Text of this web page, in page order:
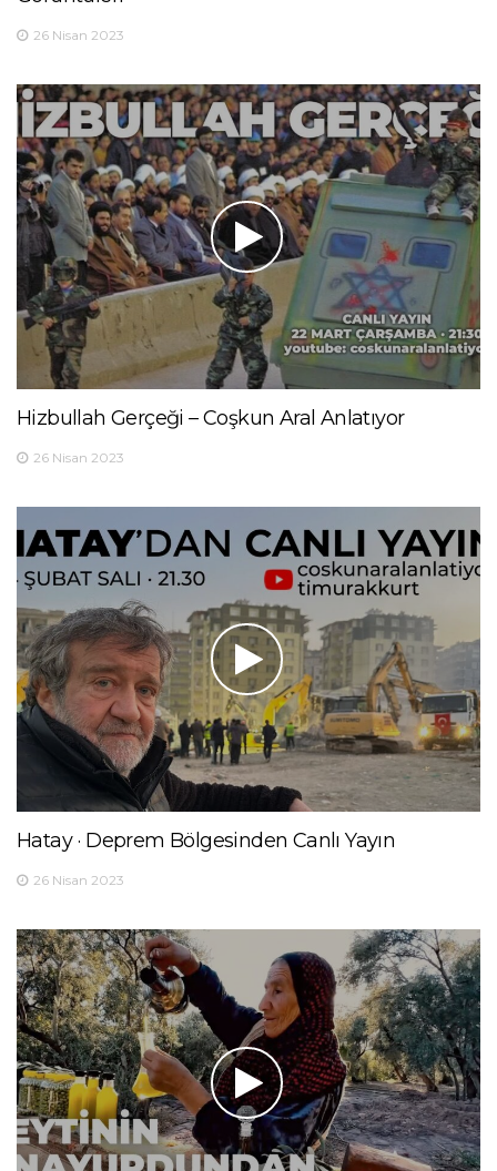
26 Nisan 2023
Hizbullah Gerçeği – Coşkun Aral Anlatıyor
26 Nisan 2023
Hatay · Deprem Bölgesinden Canlı Yayın
26 Nisan 2023